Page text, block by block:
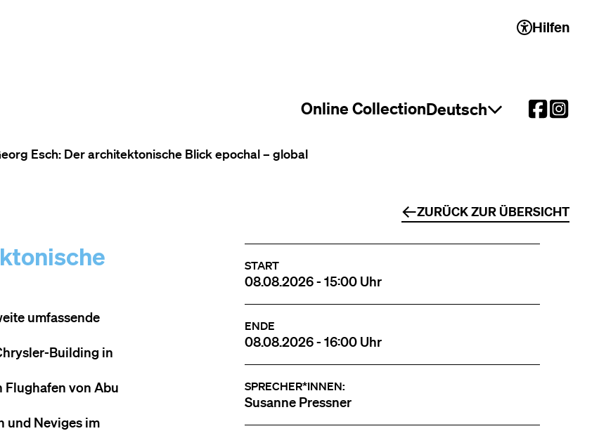
Hilfen
Online CollectionSprachauswahl öffnen
Deutsch
Esch: Der architektonische Blick epochal – global
ZURÜCK ZUR ÜBERSICHT
umfassende
Building in
Flughafen von Abu
und Neviges im
START
08.08.2026 - 15:00 Uhr
ENDE
08.08.2026 - 16:00 Uhr
SPRECHER*INNEN:
Susanne Pressner